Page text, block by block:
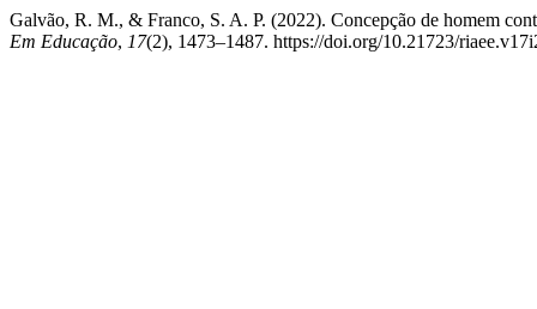
Galvão, R. M., & Franco, S. A. P. (2022). Concepção de homem
Em Educação, 17(2), 1473–1487. https://doi.org/10.21723/